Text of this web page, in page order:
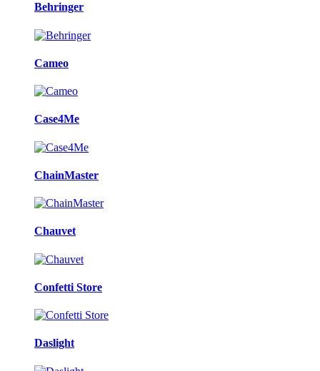
Behringer
Cameo
Case4Me
ChainMaster
Chauvet
Confetti Store
Daslight